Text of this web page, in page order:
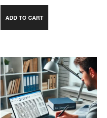
ADD TO CART